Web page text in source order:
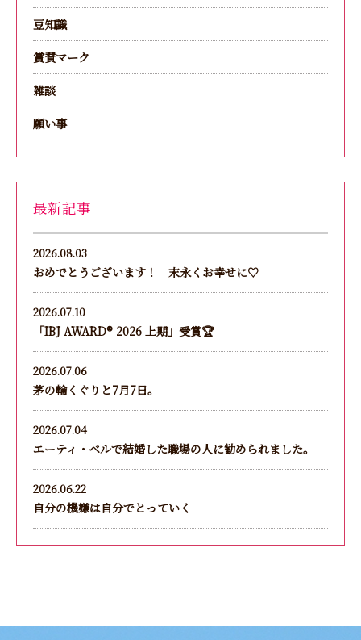
豆知識
賞賛マーク
雑談
願い事
最新記事
2026.08.03
おめでとうございます！ 末永くお幸せに♡
2026.07.10
「IBJ AWARD®︎ 2026 上期」受賞🏆
2026.07.06
茅の輪くぐりと7月7日。
2026.07.04
エーティ・ベルで結婚した職場の人に勧められました。
2026.06.22
自分の機嫌は自分でとっていく